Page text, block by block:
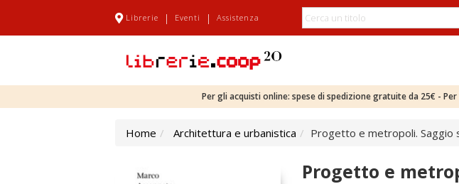
Librerie | Eventi | Assistenza
Per gli acquisti online: spese di spedizione gratuite da 25€ -
Home Architettura e urbanistica Progetto e metropoli. Saggio
Progetto e